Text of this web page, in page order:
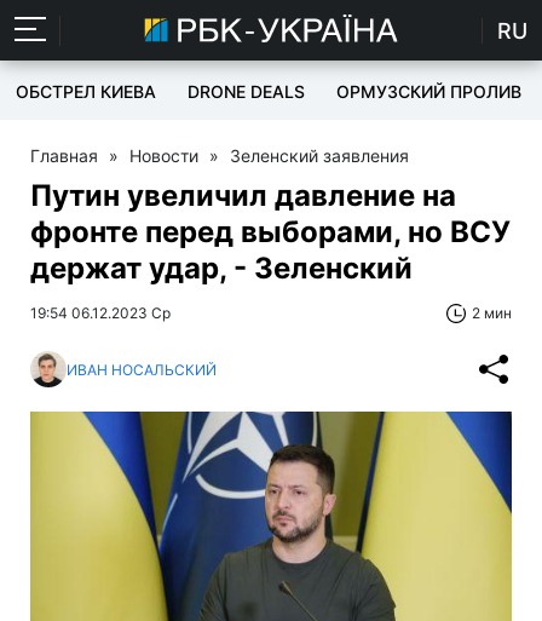
RU
ОБСТРЕЛ КИЕВА DRONE DEALS ОРМУЗСКИЙ ПРОЛИВ
Главная » Новости » Зеленский заявления
Путин увеличил давление на
фронте перед выборами, но ВСУ
держат удар, - Зеленский
19:54 06.12.2023 Ср 2 мин
ИВАН НОСАЛЬСКИЙ